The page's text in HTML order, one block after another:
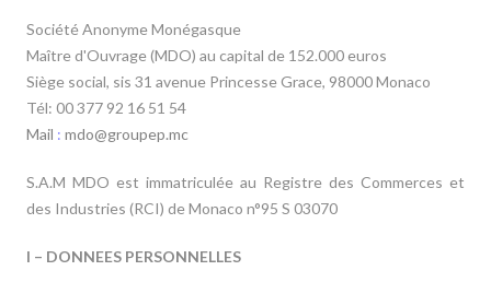
Société Anonyme Monégasque
Maître d'Ouvrage (MDO) au capital de 152.000 euros
Siège social, sis 31 avenue Princesse Grace, 98000 Monaco
Tél: 00 377 92 16 51 54
Mail :mdo@groupep.mc
S.A.M MDO est immatriculée au Registre des Commerces et
des Industries (RCI)de Monaco n°95 S 03070
I – DONNEES PERSONNELLES